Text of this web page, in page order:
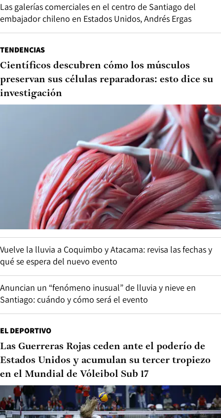
Las galerías comerciales en el centro de Santiago del
embajador chileno en Estados Unidos, Andrés Ergas
TENDENCIAS
Científicos descubren cómo los músculos
preservan sus células reparadoras: esto dice su
investigación
Vuelve la lluvia a Coquimbo y Atacama: revisa las fechas y
qué se espera del nuevo evento
Anuncian un “fenómeno inusual” de lluvia y nieve en
Santiago: cuándo y cómo será el evento
EL DEPORTIVO
Las Guerreras Rojas ceden ante el poderío de
Estados Unidos y acumulan su tercer tropiezo
en el Mundial de Vóleibol Sub 17